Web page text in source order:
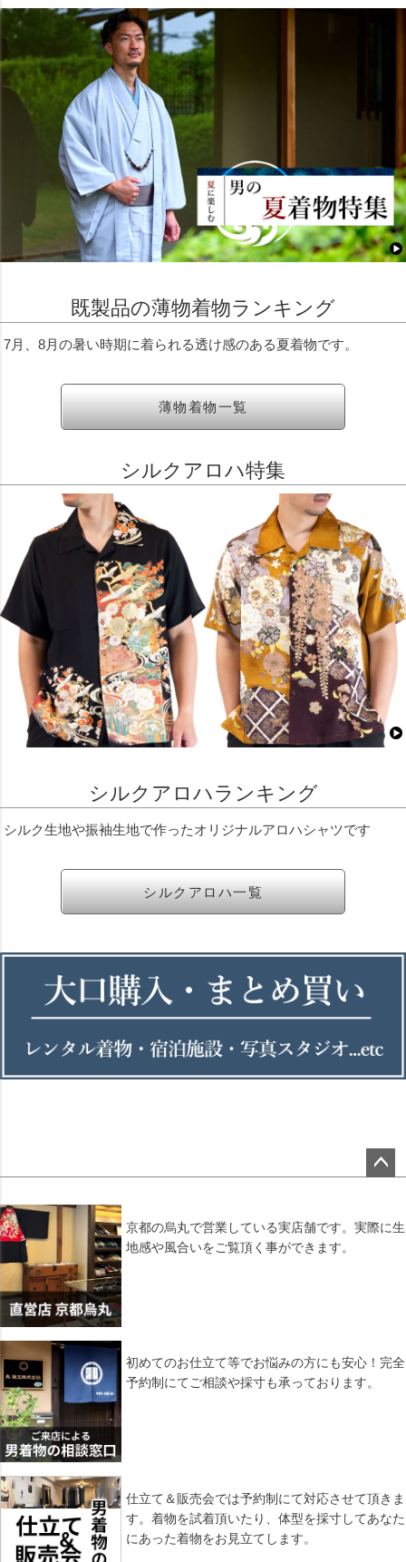
既製品の薄物着物ランキング
7月、8月の暑い時期に着られる透け感のある夏着物です。
薄物着物一覧
シルクアロハ特集
シルクアロハランキング
シルク生地や振袖生地で作ったオリジナルアロハシャツです
シルクアロハ一覧
ップ
京都の烏丸で営業している実店舗です。実際に生
地感や風合いをご覧頂く事ができます。
初めてのお仕立て等でお悩みの方にも安心！完全
予約制にてご相談や採寸も承っております。
仕立て＆販売会では予約制にて対応させて頂きま
す。着物を試着頂いたり、体型を採寸してあなた
にあった着物をお見立てします。